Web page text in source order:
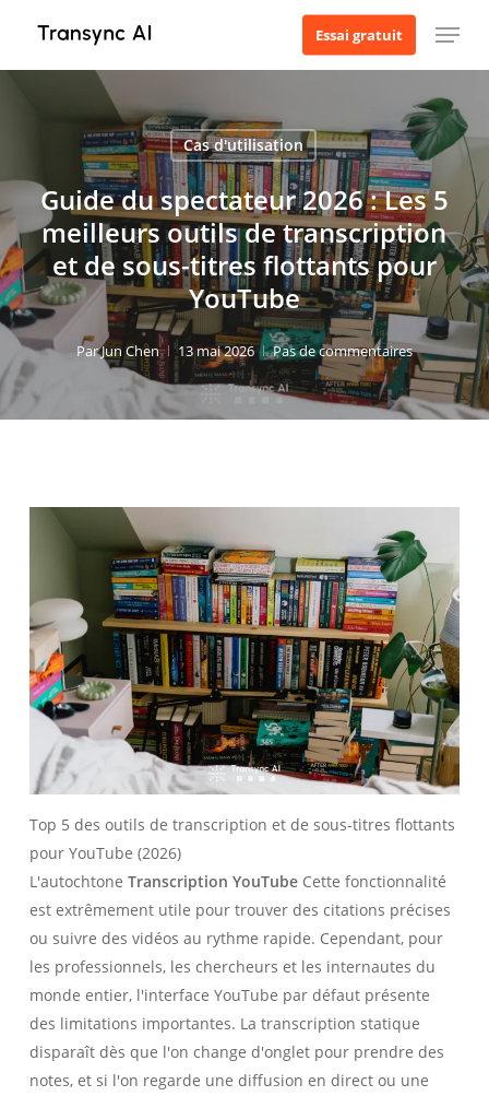
main
Essai gratuit Menu
Cas d'utilisation
Guide du spectateur 2026 : Les 5
meilleurs outils de transcription
et de sous-titres flottants pour
YouTube
ParJun Chen 13 mai 2026 Pas de commentaires
Top 5 des outils de transcription et de sous-titres flottants
pour YouTube (2026)
L'autochtone Transcription YouTubeCette fonctionnalité
est extrêmement utile pour trouver des citations précises
ou suivre des vidéos au rythme rapide. Cependant, pour
les professionnels, les chercheurs et les internautes du
monde entier, l'interface YouTube par défaut présente
des limitations importantes. La transcription statique
disparaît dès que l'on change d'onglet pour prendre des
notes, et si l'on regarde une diffusion en direct ou une